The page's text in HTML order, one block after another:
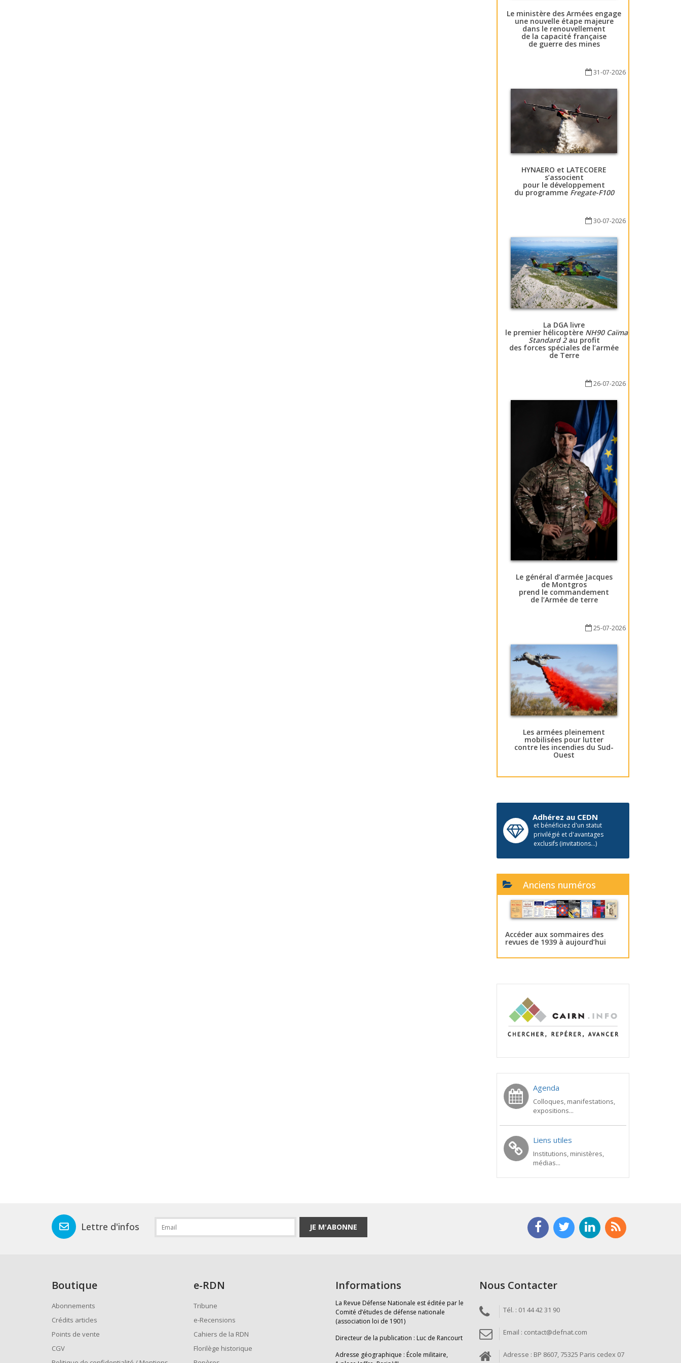
Le ministère des Armées engage
une nouvelle étape majeure
dans le renouvellement
de la capacité française
de guerre des mines
31-07-2026
HYNAERO et LATECOERE
s’associent
pour le développement
du programme Fregate-F100
30-07-2026
La DGA livre
le premier hélicoptère NH90 Caïman
Standard 2au profit
des forces spéciales de l’armée
de Terre
26-07-2026
Le général d’armée Jacques
de Montgros
prend le commandement
de l’Armée de terre
25-07-2026
Les armées pleinement
mobilisées pour lutter
contre les incendies du Sud-
Ouest
Adhérez au CEDN
et bénéficiez d'un statut
privilégié et d'avantages
exclusifs (invitations...)
Anciens numéros
Accéder aux sommaires des
revues de 1939 à aujourd’hui
Agenda
Colloques, manifestations,
expositions...
Liens utiles
Institutions, ministères,
médias...
Lettre d'infos JE M'ABONNE
Boutique
Abonnements
Crédits articles
Points de vente
CGV
e-RDN
Tribune
e-Recensions
Cahiers de la RDN
Florilège historique
Informations
La Revue Défense Nationale est éditée par le
Comité d’études de défense nationale
(association loi de 1901)
Directeur de la publication : Luc de Rancourt
Adresse géographique : École militaire,
Nous Contacter
Tél. : 01 44 42 31 90
Email : contact@defnat.com
Adresse : BP 8607, 75325 Paris cedex 07